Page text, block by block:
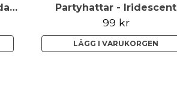
Pappmuggar - Happy birthday - Rosa/Iridescent Partyhattar - Iridescent
99 kr
LÄGG I VARUKORGEN